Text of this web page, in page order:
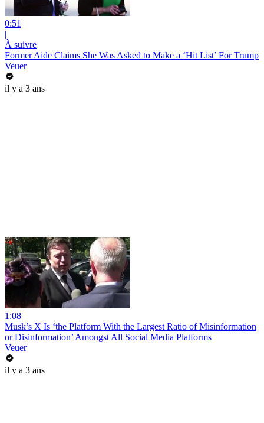
0:51
|
À suivre
Former Aide Claims She Was Asked to Make a ‘Hit List’ For Trump
Veuer
il y a 3 ans
1:08
Musk’s X Is ‘the Platform With the Largest Ratio of Misinformation
or Disinformation’ Amongst All Social Media Platforms
Veuer
il y a 3 ans